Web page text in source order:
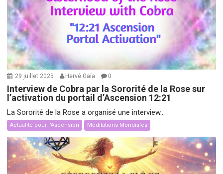
29 juillet 2025 Hervé Gaïa 0
Interview de Cobra par la Sororité de la Rose sur
l’activation du portail d’Ascension 12:21
La Sororité de la Rose a organisé une interview...
Actualité pour l'Ascension Méditations Mondiales